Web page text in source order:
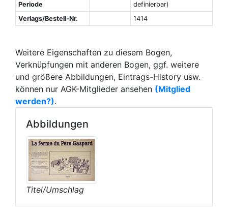
Periode
definierbar)
Verlags/Bestell-Nr.
1414
Weitere Eigenschaften zu diesem Bogen,
Verknüpfungen mit anderen Bogen, ggf. weitere
und größere Abbildungen, Eintrags-History usw.
können nur AGK-Mitglieder ansehen (Mitglied
werden?).
Abbildungen
Titel/Umschlag